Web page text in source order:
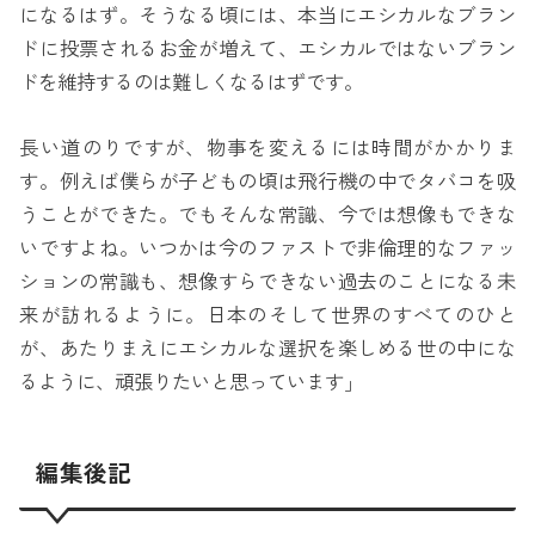
になるはず。そうなる頃には、本当にエシカルなブラン
ドに投票されるお金が増えて、エシカルではないブラン
ドを維持するのは難しくなるはずです。
長い道のりですが、物事を変えるには時間がかかりま
す。例えば僕らが子どもの頃は飛行機の中でタバコを吸
うことができた。でもそんな常識、今では想像もできな
いですよね。いつかは今のファストで非倫理的なファッ
ションの常識も、想像すらできない過去のことになる未
来が訪れるように。日本のそして世界のすべてのひと
が、あたりまえにエシカルな選択を楽しめる世の中にな
るように、頑張りたいと思っています」
編集後記